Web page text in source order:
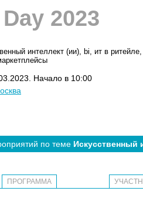
2023
интеллект (ии), bi, ит в ритейле
Начало в 10:00
по теме Искусственный
ПРОГРАММА